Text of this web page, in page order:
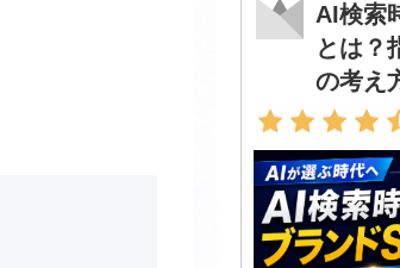
AI検索
とは？
の考え